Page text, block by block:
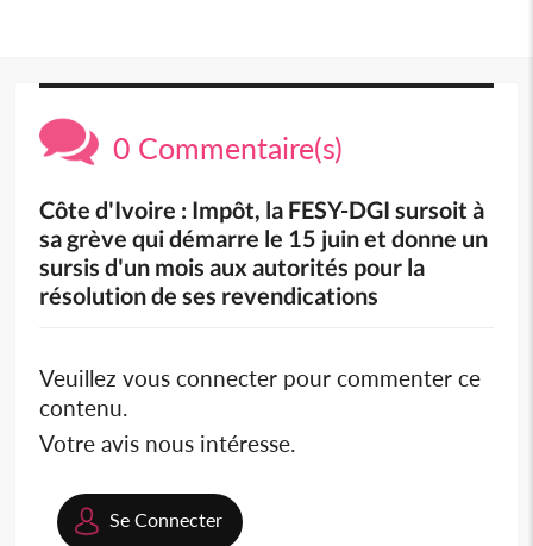
0 Commentaire(s)
Côte d'Ivoire : Impôt, la FESY-DGI sursoit à
sa grève qui démarre le 15 juin et donne un
sursis d'un mois aux autorités pour la
résolution de ses revendications
Veuillez vous connecter pour commenter ce
contenu.
Votre avis nous intéresse.
Se Connecter